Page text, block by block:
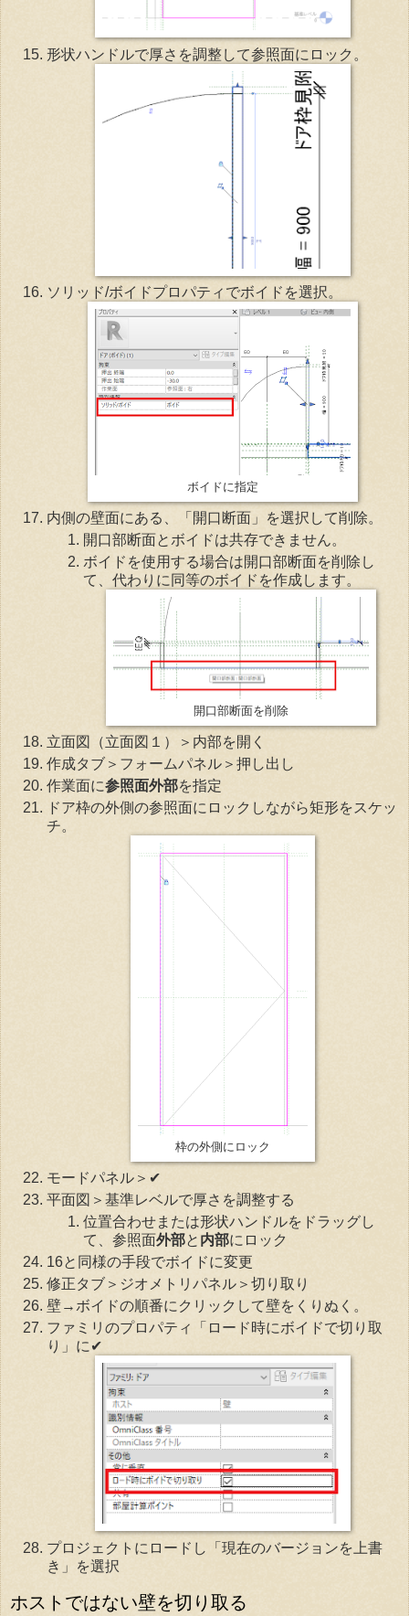
形状ハンドルで厚さを調整して参照面にロック。
ソリッド/ボイドプロパティでボイドを選択。
ボイドに指定
内側の壁面にある、「開口断面」を選択して削除。
開口部断面とボイドは共存できません。
ボイドを使用する場合は開口部断面を削除し
て、代わりに同等のボイドを作成します。
開口部断面を削除
立面図（立面図１）＞内部を開く
作成タブ＞フォームパネル＞押し出し
作業面に参照面外部を指定
ドア枠の外側の参照面にロックしながら矩形をスケッ
チ。
枠の外側にロック
モードパネル＞✔
平面図＞基準レベルで厚さを調整する
位置合わせまたは形状ハンドルをドラッグし
て、参照面外部と 内部にロック
16と同様の手段でボイドに変更
修正タブ＞ジオメトリパネル＞切り取り
壁→ボイドの順番にクリックして壁をくりぬく。
ファミリのプロパティ「ロード時にボイドで切り取
り」に✔
プロジェクトにロードし「現在のバージョンを上書
き」を選択
ホストではない壁を切り取る